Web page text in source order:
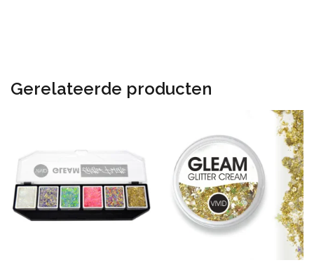
Gerelateerde producten